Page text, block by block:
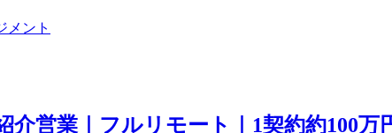
メント
介営業｜フルリモート｜1契約約100